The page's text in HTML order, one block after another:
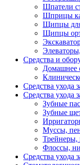
Шпатели
Шприцы
Щипцы для
Щипцы
Средства и
Домашнее
Средства ухода
Средства ухода
Зубные
Зубные
Муссы,
Трейнеры,
Флоссы,
Средства ухода